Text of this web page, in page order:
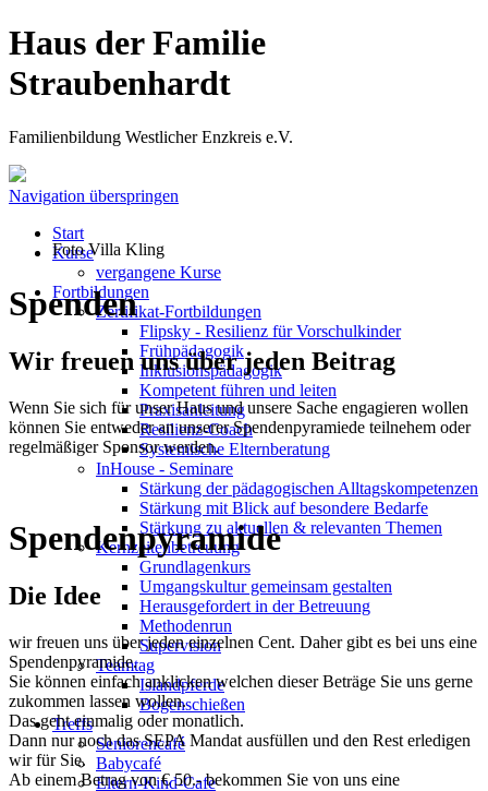
Haus der Familie
Straubenhardt
Familienbildung Westlicher Enzkreis e.V.
Navigation überspringen
Start
Kurse
vergangene Kurse
Fortbildungen
Zertifikat-Fortbildungen
Flipsky - Resilienz für Vorschulkinder
Frühpädagogik
Inklusionspädagogik
Kompetent führen und leiten
Praxisanleitung
Resilienz-Coach
Systemische Elternberatung
InHouse - Seminare
Stärkung der pädagogischen Alltagskompetenzen
Stärkung mit Blick auf besondere Bedarfe
Stärkung zu aktuellen & relevanten Themen
Kernzeitenbetreuung
Grundlagenkurs
Umgangskultur gemeinsam gestalten
Herausgefordert in der Betreuung
Methodenrun
Supervision
Teamtag
Islandpferde
Bogenschießen
Treffs
Seniorencafé
Babycafé
Eltern-Kind-Cafe
Foto Villa Kling
Spenden
Wir freuen uns über jeden Beitrag
Wenn Sie sich für unser Haus und unsere Sache engagieren wollen
können Sie entweder an unserer Spendenpyramiede teilnehem oder
regelmäßiger Sponsor werden.
Spendenpyramide
Die Idee
wir freuen uns über jeden einzelnen Cent. Daher gibt es bei uns eine
Spendenpyramide.
Sie können einfach anklicken welchen dieser Beträge Sie uns gerne
zukommen lassen wollen.
Das geht einmalig oder monatlich.
Dann nur noch das SEPA Mandat ausfüllen und den Rest erledigen
wir für Sie.
Ab einem Betrag von € 50.- bekommen Sie von uns eine